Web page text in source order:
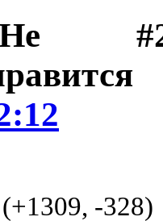
(+1309, -328)